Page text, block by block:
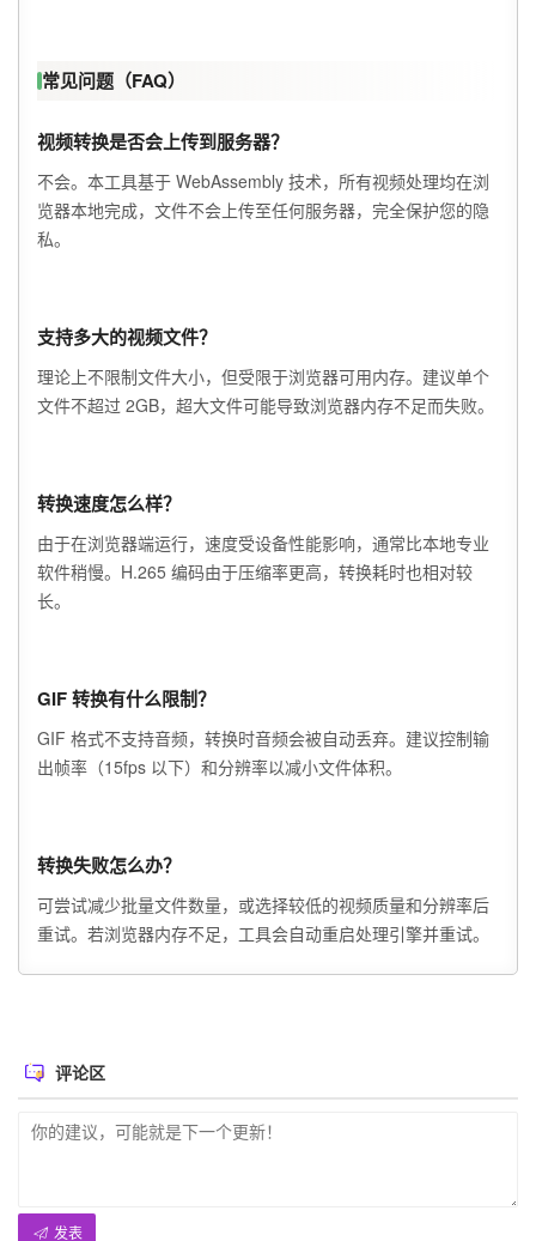
常见问题（FAQ）
视频转换是否会上传到服务器？
不会。本工具基于 WebAssembly 技术，所有视频处理均在浏
览器本地完成，文件不会上传至任何服务器，完全保护您的隐
私。
支持多大的视频文件？
理论上不限制文件大小，但受限于浏览器可用内存。建议单个
文件不超过 2GB，超大文件可能导致浏览器内存不足而失败。
转换速度怎么样？
由于在浏览器端运行，速度受设备性能影响，通常比本地专业
软件稍慢。H.265 编码由于压缩率更高，转换耗时也相对较
长。
GIF 转换有什么限制？
GIF 格式不支持音频，转换时音频会被自动丢弃。建议控制输
出帧率（15fps 以下）和分辨率以减小文件体积。
转换失败怎么办？
可尝试减少批量文件数量，或选择较低的视频质量和分辨率后
重试。若浏览器内存不足，工具会自动重启处理引擎并重试。
评论区
发表